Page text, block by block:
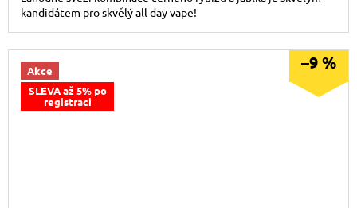
kandidátem pro skvělý all day vape!
Akce
SLEVA až 5% po
registraci
–9 %